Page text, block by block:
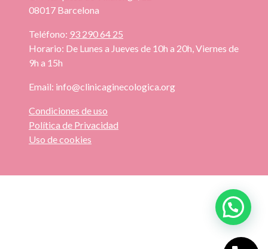
08017 Barcelona
Teléfono: 93 290 64 25
Horario: De Lunes a Jueves de 10h a 20h, Viernes de
9h a 15h
Email: info@clinicaginecologica.org
Condiciones de uso
Política de Privacidad
Uso de cookies
function(event) { const target = event.target; // Detectar clic en